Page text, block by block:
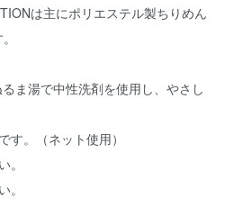
は主にポリエステル製ちりめん
ま湯で中性洗剤を使用し、やさし
す。（ネット使用）
。
。